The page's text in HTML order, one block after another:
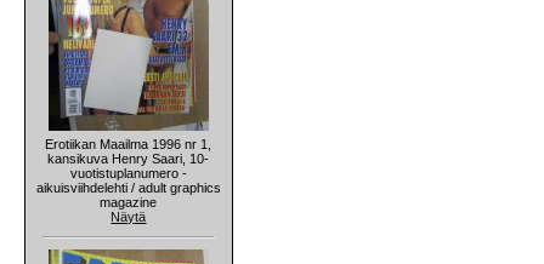
Erotiikan Maailma 1996 nr 1,
kansikuva Henry Saari, 10-
vuotistuplanumero -
aikuisviihdelehti / adult graphics
magazine
Näytä